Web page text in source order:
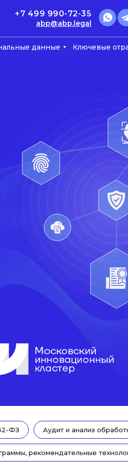
данные Ключевые
abp@abp.legal
+7 499 990-72-35
ФЗ Аудит и анализ
рекомендательные